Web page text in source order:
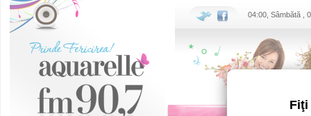
Fiţi
04:00, Sâmbătă ,